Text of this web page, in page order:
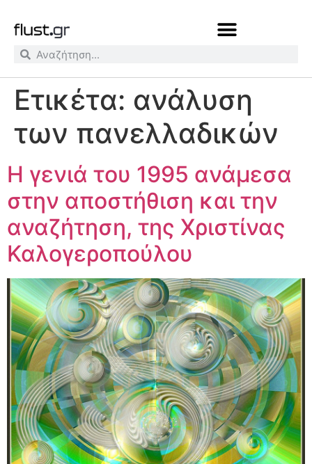
Ετικέτα: ανάλυση
των πανελλαδικών
Η γενιά του 1995 ανάμεσα
στην αποστήθιση και την
αναζήτηση, της Χριστίνας
Καλογεροπούλου